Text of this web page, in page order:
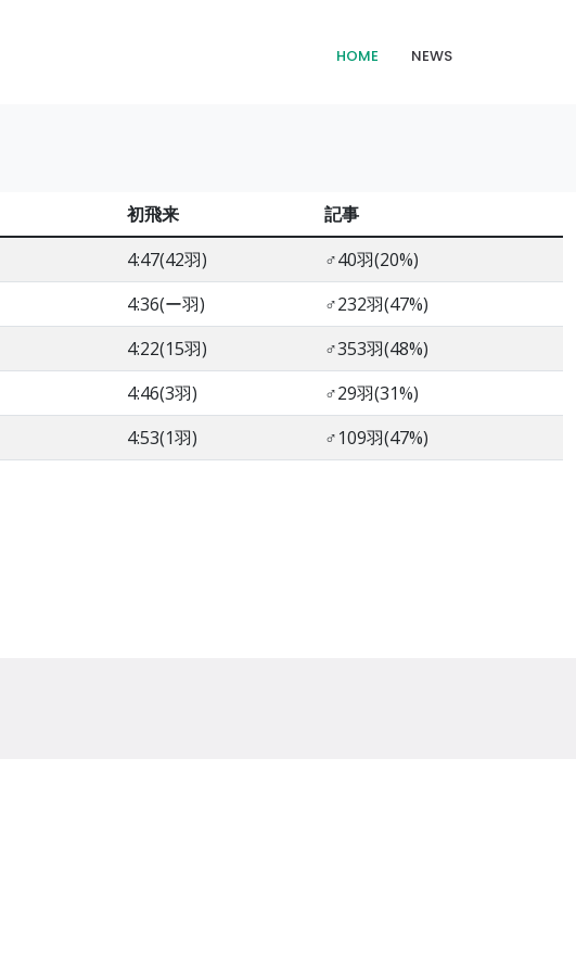
HOME NEWS
初飛来
記事
4:47(42羽)
♂40羽(20%)
4:36(ー羽)
♂232羽(47%)
4:22(15羽)
♂353羽(48%)
4:46(3羽)
♂29羽(31%)
4:53(1羽) ♂109羽(47%)